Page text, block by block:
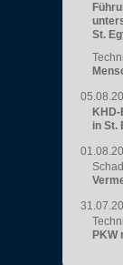
St.
in St.
PKW